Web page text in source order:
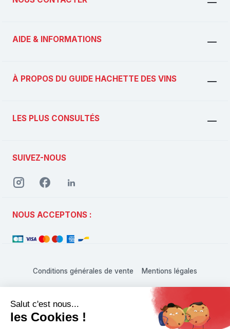
AIDE & INFORMATIONS
À PROPOS DU GUIDE HACHETTE DES VINS
LES PLUS CONSULTÉS
SUIVEZ-NOUS
NOUS ACCEPTONS :
Conditions générales de vente Mentions légales